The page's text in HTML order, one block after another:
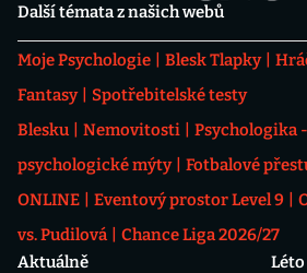
Další témata z našich webů
Moje Psychologie Blesk Tlapky
Fantasy
Spotřebitelské testy
Blesku
Nemovitosti
Psychologika
psychologické mýty
Fotbalové
ONLINE
Eventový prostor Level 9
vs. Pudilová
Chance Liga 2026/27
Aktuálně